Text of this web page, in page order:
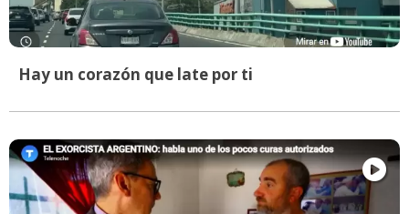
Hay un corazón que late por ti